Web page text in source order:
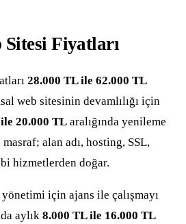
Fiyatları
28.000 TL ile 62.000 TL
web sitesinin devamlılığı için
20.000 TL aralığında yenileme
masraf; alan adı, hosting, SSL,
hizmetlerden doğar.
için ajans ile çalışmayı
aylık 8.000 TL ile 16.000 TL